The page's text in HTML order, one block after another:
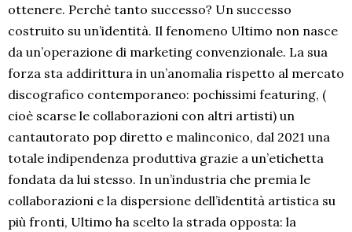
ottenere. Perchè tanto successo? Un successo
costruito su un’identità. Il fenomeno Ultimo non nasce
da un’operazione di marketing convenzionale. La sua
forza sta addirittura in un’anomalia rispetto al mercato
discografico contemporaneo: pochissimi featuring, (
cioè scarse le collaborazioni con altri artisti) un
cantautorato pop diretto e malinconico, dal 2021 una
totale indipendenza produttiva grazie a un’etichetta
fondata da lui stesso. In un’industria che premia le
collaborazioni e la dispersione dell’identità artistica su
più fronti, Ultimo ha scelto la strada opposta: la